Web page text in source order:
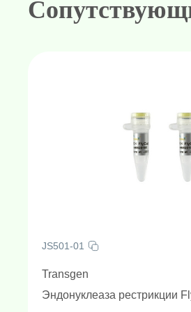
JS501-01
Transgen
Эндонуклеаза рестрикции